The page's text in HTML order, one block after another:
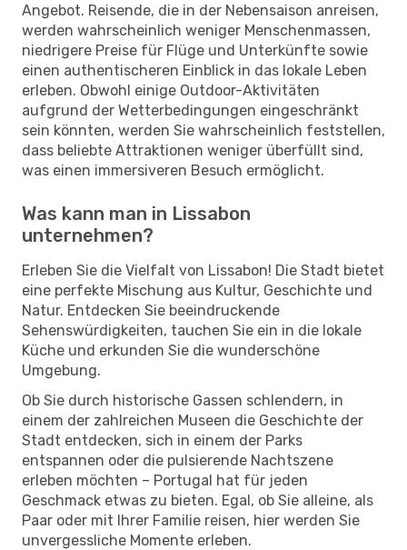
Angebot. Reisende, die in der Nebensaison anreisen,
werden wahrscheinlich weniger Menschenmassen,
niedrigere Preise für Flüge und Unterkünfte sowie
einen authentischeren Einblick in das lokale Leben
erleben. Obwohl einige Outdoor-Aktivitäten
aufgrund der Wetterbedingungen eingeschränkt
sein könnten, werden Sie wahrscheinlich feststellen,
dass beliebte Attraktionen weniger überfüllt sind,
was einen immersiveren Besuch ermöglicht.
Was kann man in Lissabon
unternehmen?
Erleben Sie die Vielfalt von Lissabon! Die Stadt bietet
eine perfekte Mischung aus Kultur, Geschichte und
Natur. Entdecken Sie beeindruckende
Sehenswürdigkeiten, tauchen Sie ein in die lokale
Küche und erkunden Sie die wunderschöne
Umgebung.
Ob Sie durch historische Gassen schlendern, in
einem der zahlreichen Museen die Geschichte der
Stadt entdecken, sich in einem der Parks
entspannen oder die pulsierende Nachtszene
erleben möchten – Portugal hat für jeden
Geschmack etwas zu bieten. Egal, ob Sie alleine, als
Paar oder mit Ihrer Familie reisen, hier werden Sie
unvergessliche Momente erleben.